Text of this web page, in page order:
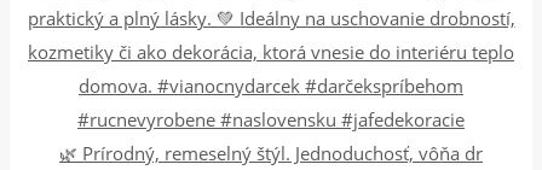
🌿 Prírodný, remeselný štýl. Jednoduchosť, vôňa dr